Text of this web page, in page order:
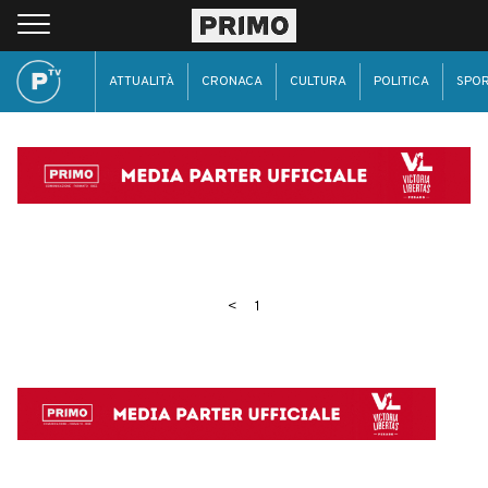
ATTUALITÀ CRONACA CULTURA POLITICA
< 1